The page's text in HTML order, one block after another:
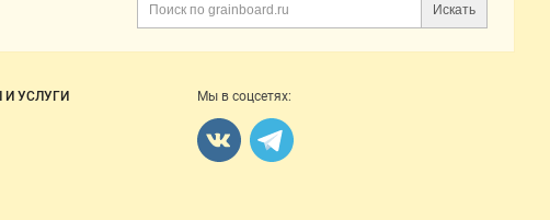
Искать
И УСЛУГИ Мы в соцсетях: